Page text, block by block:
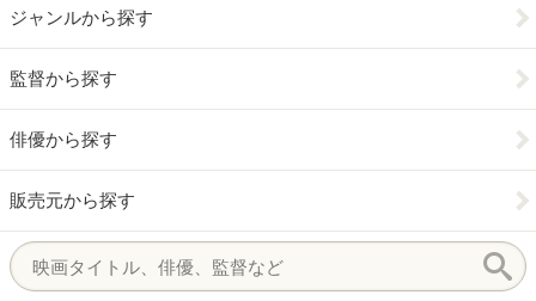
ジャンルから探す
監督から探す
俳優から探す
販売元から探す